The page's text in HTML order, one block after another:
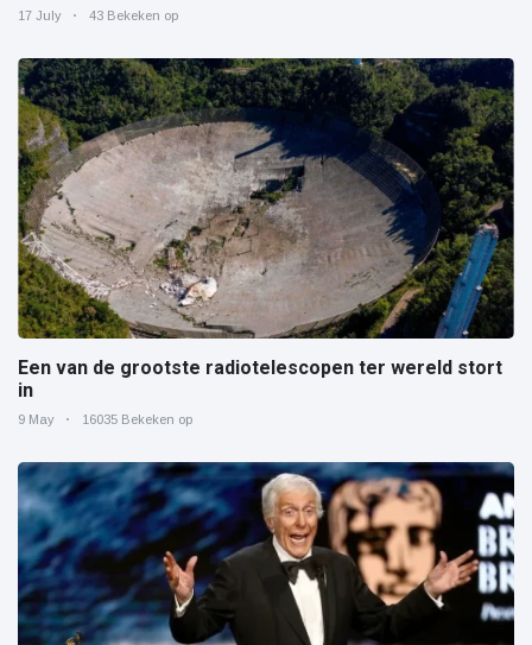
17 July 43 Bekeken op
Een van de grootste radiotelescopen ter wereld stort
in
9 May 16035 Bekeken op